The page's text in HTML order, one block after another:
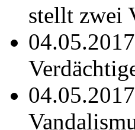
stellt zwei